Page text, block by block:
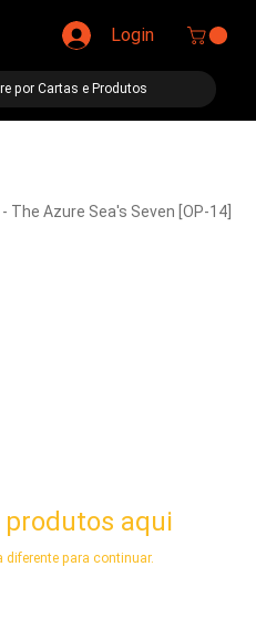
por Cartas e Produtos
Login
The Azure Sea's Seven [OP-14]
aqui
diferente para continuar.